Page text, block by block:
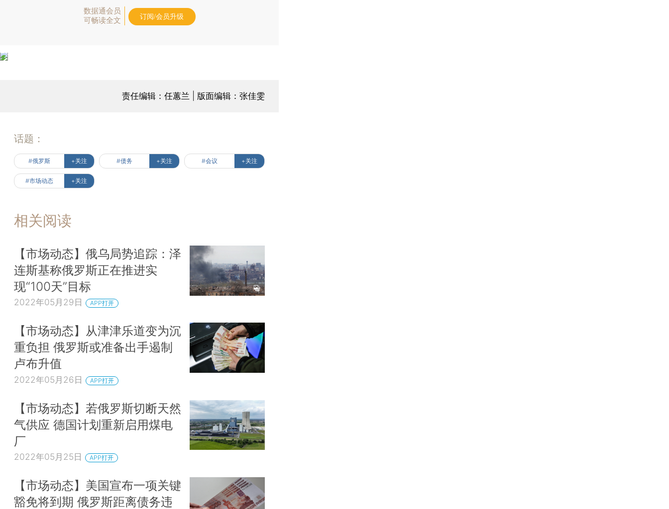
数据通会员
可畅读全文
订阅/会员升级
责任编辑：任蕙兰 | 版面编辑：张佳雯
话题：
#俄罗斯 +关注 #债务 +关注 #会议 +关注
#市场动态 +关注
相关阅读
【市场动态】俄乌局势追踪：泽
连斯基称俄罗斯正在推进实
现“100天”目标
2022年05月29日 APP打开
【市场动态】从津津乐道变为沉
重负担 俄罗斯或准备出手遏制
卢布升值
2022年05月26日 APP打开
【市场动态】若俄罗斯切断天然
气供应 德国计划重新启用煤电
厂
2022年05月25日 APP打开
【市场动态】美国宣布一项关键
豁免将到期 俄罗斯距离债务违